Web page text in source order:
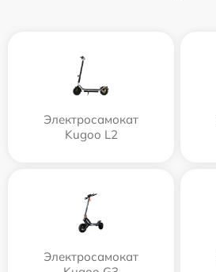
Электросамокат
Kugoo L2
Электросамокат